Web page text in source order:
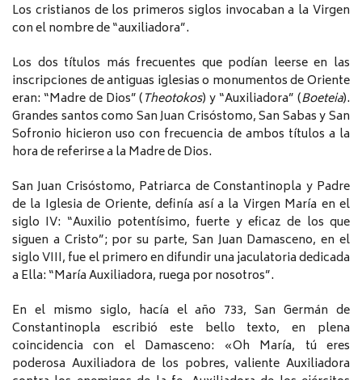
Los cristianos de los primeros siglos invocaban a la Virgen
con el nombre de “auxiliadora”.
Los dos títulos más frecuentes que podían leerse en las
inscripciones de antiguas iglesias o monumentos de Oriente
eran: “Madre de Dios” (Theotokos) y “Auxiliadora” (Boeteia).
Grandes santos como San Juan Crisóstomo, San Sabas y San
Sofronio hicieron uso con frecuencia de ambos títulos a la
hora de referirse a la Madre de Dios.
San Juan Crisóstomo, Patriarca de Constantinopla y Padre
de la Iglesia de Oriente, definía así a la Virgen María en el
siglo IV: “Auxilio potentísimo, fuerte y eficaz de los que
siguen a Cristo”; por su parte, San Juan Damasceno, en el
siglo VIII, fue el primero en difundir una jaculatoria dedicada
a Ella: “María Auxiliadora, ruega por nosotros”.
En el mismo siglo, hacía el año 733, San Germán de
Constantinopla escribió este bello texto, en plena
coincidencia con el Damasceno: «Oh María, tú eres
poderosa Auxiliadora de los pobres, valiente Auxiliadora